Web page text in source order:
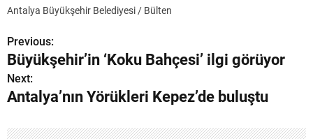
Antalya Büyükşehir Belediyesi / Bülten
Y
a
z
ı
Previous:
Büyükşehir’in ‘Koku Bahçesi’ ilgi görüyor
Next:
Antalya’nın Yörükleri Kepez’de buluştu